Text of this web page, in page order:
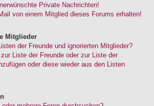
Private Nachrichten!
von einem Mitglied dieses Forums erhalten!
Mitglieder
der Freunde und ignorierten Mitglieder?
Liste der Freunde oder zur Liste der
oder diese wieder aus den Listen